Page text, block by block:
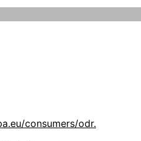
consumers/odr.